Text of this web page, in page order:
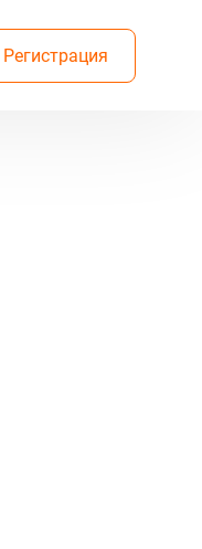
Регистрация